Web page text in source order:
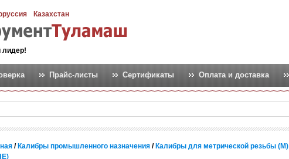
Казахстан
лидер!
Прайс-листы Сертификаты Оплата и доставка
/ Калибры промышленного назначения / Калибры для метрической резьбы (М)